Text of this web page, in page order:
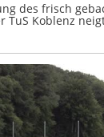
des frisch
TuS Koblenz